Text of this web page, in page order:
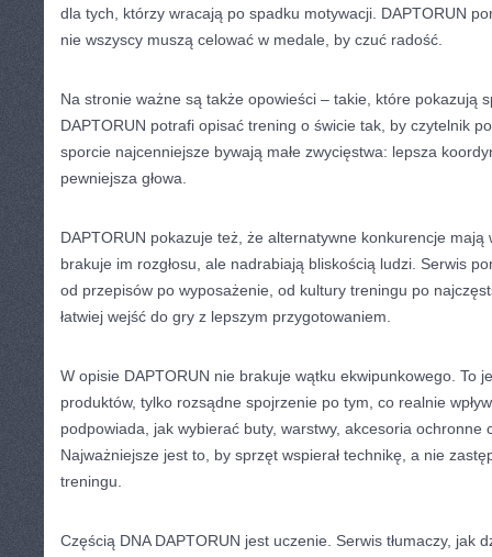
dla tych, którzy wracają po spadku motywacji. DAPTORUN
nie wszyscy muszą celować w medale, by czuć radość.
Na stronie ważne są także opowieści – takie, które pokazują
DAPTORUN potrafi opisać trening o świcie tak, by czytelnik
sporcie najcenniejsze bywają małe zwycięstwa: lepsza
pewniejsza głowa.
DAPTORUN pokazuje też, że alternatywne konkurencje mają
brakuje im rozgłosu, ale nadrabiają bliskością ludzi. Serwis
od przepisów po wyposażenie, od kultury treningu po
łatwiej wejść do gry z lepszym przygotowaniem.
W opisie DAPTORUN nie brakuje wątku ekwipunkowego. To
produktów, tylko rozsądne spojrzenie po tym, co realnie
podpowiada, jak wybierać buty, warstwy, akcesoria ochronne
Najważniejsze jest to, by sprzęt wspierał technikę, a nie
treningu.
Częścią DNA DAPTORUN jest uczenie. Serwis tłumaczy, jak